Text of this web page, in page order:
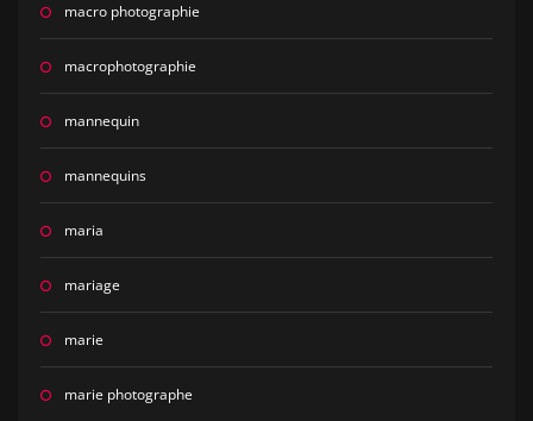
macro photographie
macrophotographie
mannequin
mannequins
maria
mariage
marie
marie photographe